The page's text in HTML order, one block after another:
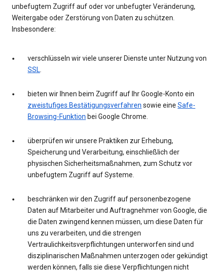
unbefugtem Zugriff auf oder vor unbefugter Veränderung,
Weitergabe oder Zerstörung von Daten zu schützen.
Insbesondere:
verschlüsseln wir viele unserer Dienste unter Nutzung von
SSL.
bieten wir Ihnen beim Zugriff auf Ihr Google-Konto ein
zweistufiges Bestätigungsverfahren sowie eine Safe-
Browsing-Funktion bei Google Chrome.
überprüfen wir unsere Praktiken zur Erhebung,
Speicherung und Verarbeitung, einschließlich der
physischen Sicherheitsmaßnahmen, zum Schutz vor
unbefugtem Zugriff auf Systeme.
beschränken wir den Zugriff auf personenbezogene
Daten auf Mitarbeiter und Auftragnehmer von Google, die
die Daten zwingend kennen müssen, um diese Daten für
uns zu verarbeiten, und die strengen
Vertraulichkeitsverpflichtungen unterworfen sind und
disziplinarischen Maßnahmen unterzogen oder gekündigt
werden können, falls sie diese Verpflichtungen nicht